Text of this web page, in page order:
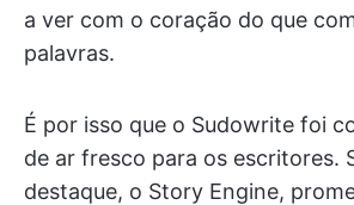
a ver com o coração do que
palavras.
É por isso que o Sudowrite foi
de ar fresco para os escritores.
destaque, o Story Engine,